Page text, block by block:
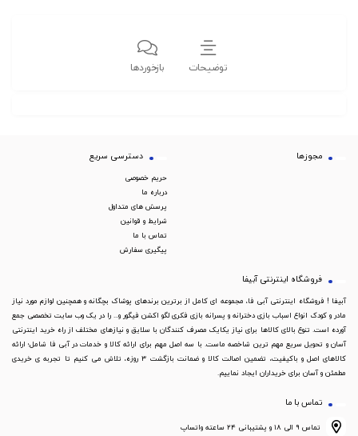
توضیحات بازخوردها
مجوزها دسترسی سریع
حریم خصوصی
درباره ما
پرسش های متداول
شرایط و قوانین
تماس با ما
پیگیری سفارش
فروشگاه اینترنتی آبیفا
آبیفا ! فروشگاه اینترنتی آبی فا، مجموعه ای کامل از برترین برندهای پوشاک بچگانه و همچنین لوازم مورد نیاز
مادر و کودک انواع اسباب بازی دخترانه و پسرانه بازی فکری لگو اکشن فیگور و... را در یک وب سایت تخصصی جمع
آورده است. تنوع بالای کالاها برای نیاز یکایک مصرف کنندگان با سلایق و نیازهای مختلف از راه خرید اینترنتی
آسان و تحویل سریع مهم ترین شاخصه ماست. با سه اصل مهم برای ارائه کالا و خدمات در آبی فا شامل؛ ارائه
کالاهای اصل و باکیفیت، تضمین اصالت کالا و ضمانت بازگشت 3 روزه، تلاش می کنیم تا تجربه ی خریدی
مطمئن و آسان برای خریداران ایجاد نماییم.
تماس با ما
تماس ۹ الی ۱۸ و پشتیبانی ۲۴ ساعته واتساپ